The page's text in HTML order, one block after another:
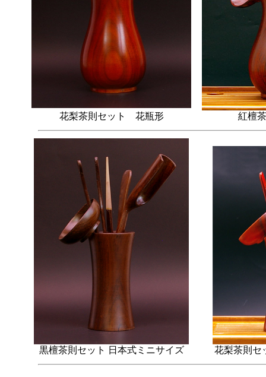
花梨茶則セット 花瓶形 紅檀
黒檀茶則セット 日本式ミニサイズ 花梨茶則セ